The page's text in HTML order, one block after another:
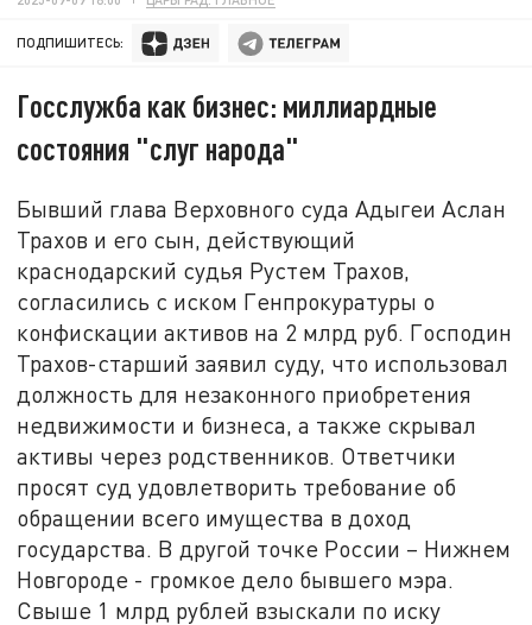
ПОДПИШИТЕСЬ:
Госслужба как бизнес: миллиардные
состояния "слуг народа"
Бывший глава Верховного суда Адыгеи Аслан
Трахов и его сын, действующий
краснодарский судья Рустем Трахов,
согласились с иском Генпрокуратуры о
конфискации активов на 2 млрд руб. Господин
Трахов-старший заявил суду, что использовал
должность для незаконного приобретения
недвижимости и бизнеса, а также скрывал
активы через родственников. Ответчики
просят суд удовлетворить требование об
обращении всего имущества в доход
государства. В другой точке России – Нижнем
Новгороде - громкое дело бывшего мэра.
Свыше 1 млрд рублей взыскали по иску